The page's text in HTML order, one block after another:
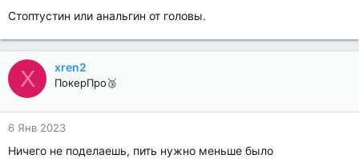
Стоптустин или анальгин от головы.
X xren2
ПокерПро🥉
6 Янв 2023
Ничего не поделаешь, пить нужно меньше было